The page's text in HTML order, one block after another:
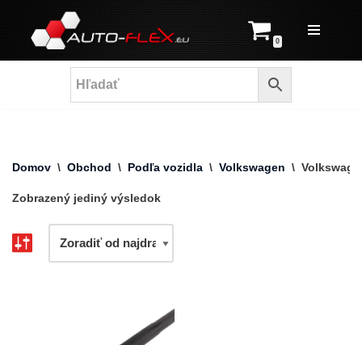
Prejsť
na
0
Domov \ Obchod \ Podľa vozidla \ Volkswagen \
Zobrazený jediný výsledok